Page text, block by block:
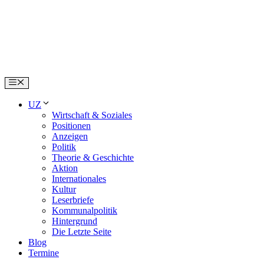
Menu
UZ
Wirtschaft & Soziales
Positionen
Anzeigen
Politik
Theorie & Geschichte
Aktion
Internationales
Kultur
Leserbriefe
Kommunalpolitik
Hintergrund
Die Letzte Seite
Blog
Termine